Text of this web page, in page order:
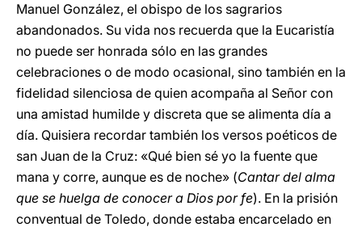
Manuel González, el obispo de los sagrarios
abandonados. Su vida nos recuerda que la Eucaristía
no puede ser honrada sólo en las grandes
celebraciones o de modo ocasional, sino también en la
fidelidad silenciosa de quien acompaña al Señor con
una amistad humilde y discreta que se alimenta día a
día. Quisiera recordar también los versos poéticos de
san Juan de la Cruz: «Qué bien sé yo la fuente que
mana y corre, aunque es de noche» (Cantar del alma
que se huelga de conocer a Dios por fe). En la prisión
conventual de Toledo, donde estaba encarcelado en